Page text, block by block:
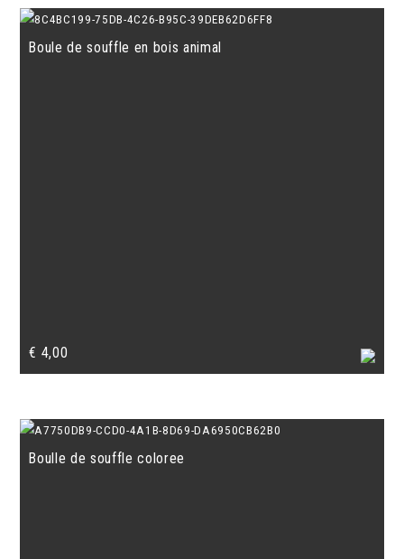
Boule de souffle en bois animal
€ 4,00
Boulle de souffle coloree